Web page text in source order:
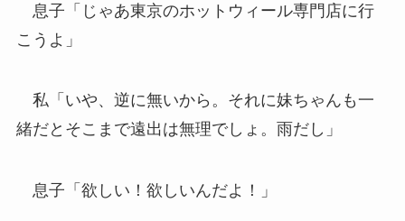
息子「じゃあ東京のホットウィール専門店に行
こうよ」
私「いや、逆に無いから。それに妹ちゃんも一
緒だとそこまで遠出は無理でしょ。雨だし」
息子「欲しい！欲しいんだよ！」